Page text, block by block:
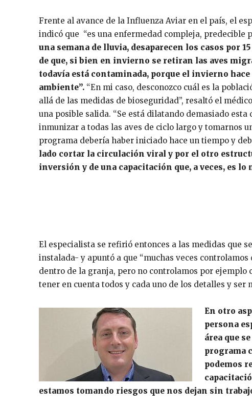
Frente al avance de la Influenza Aviar en el país, el
indicó que “es una enfermedad compleja, predecible
una semana de lluvia, desaparecen los casos por
de que, si bien en invierno se retiran las aves
todavía está contaminada, porque el invierno
ambiente”. “En mi caso, desconozco cuál es la
allá de las medidas de bioseguridad”, resaltó el
una posible salida. “Se está dilatando demasiado
inmunizar a todas las aves de ciclo largo y tomarnos
programa debería haber iniciado hace un tiempo y
lado cortar la circulación viral y por el otro
inversión y de una capacitación que, a veces, es lo
El especialista se refirió entonces a las medidas que
instalada- y apuntó a que “muchas veces
dentro de la granja, pero no controlamos por ejemplo
tener en cuenta todos y cada uno de los detalles y ser
En otro
persona
área que
programa
podemos
estamos tomando riesgos que nos dejan sin